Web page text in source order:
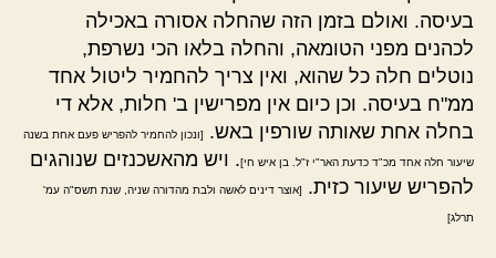
בעיסה. ואולם בזמן הזה שהחלה אסורה באכילה
לכהנים מפני הטומאה, והחלה בלאו הכי נשרפת,
נוטלים חלה כל שהוא, ואין צריך להחמיר ליטול אחד
ממ"ח בעיסה. וכן כיום אין מפרישין ב' חלות, אלא די
בחלה אחת שאותה שורפין באש.
[ונכון להחמיר להפריש פעם אחת בשנה
שיעור חלה אחד מכ"ד כדעת האר"י ז"ל. בן איש חי]. ויש מהאשכנזים שנוהגים
להפריש שיעור כזית.
[אוצר דינים לאשה ולבת מהדורה שניה, שנת תשס"ה עמ'
תרלג]